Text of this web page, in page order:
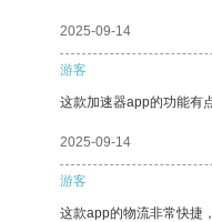
2025-09-14
游客
这款加速器app的功能有
2025-09-14
游客
这款app的物流非常快捷